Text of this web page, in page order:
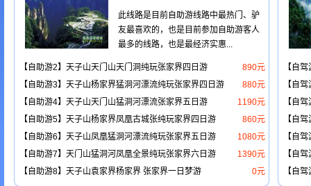
此线路是目前自助游线路中最热门、驴
友最喜欢的，也是目前参加自助游客人
最多的线路，也是最经济实惠...
890元
【自助游2】天子山天门山天门洞纯玩张家界四日游
880元
【自助游3】天子山杨家界猛洞河漂流纯玩张家界四日游
1190元
【自助游4】天子山天门山猛洞河漂流张家界五日游
860元
【自助游5】天子山杨家界凤凰古城张纯玩家界四日游
1080元
【自助游6】天子山凤凰猛洞河漂流纯玩张家界五日游
1390元
【自助游7】天门山猛洞河凤凰全景纯玩张家界六日游
0元
【自助游8】天子山袁家界杨家界 张家界一日梦游
【自
【自
【自
【自
【自
【自
【自